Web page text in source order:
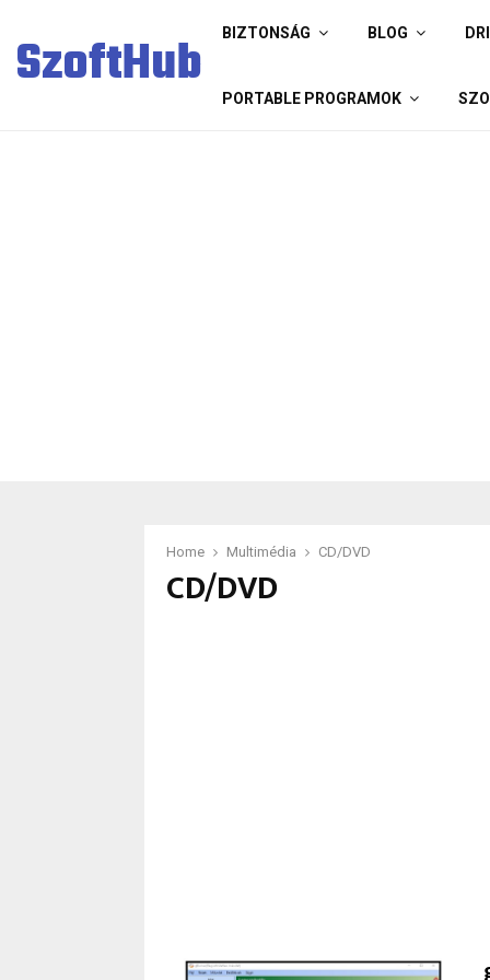
SzoftHub BIZTONSÁG BLOG
PORTABLE PROGRAMOK
Home Multimédia CD/DVD
CD/DVD